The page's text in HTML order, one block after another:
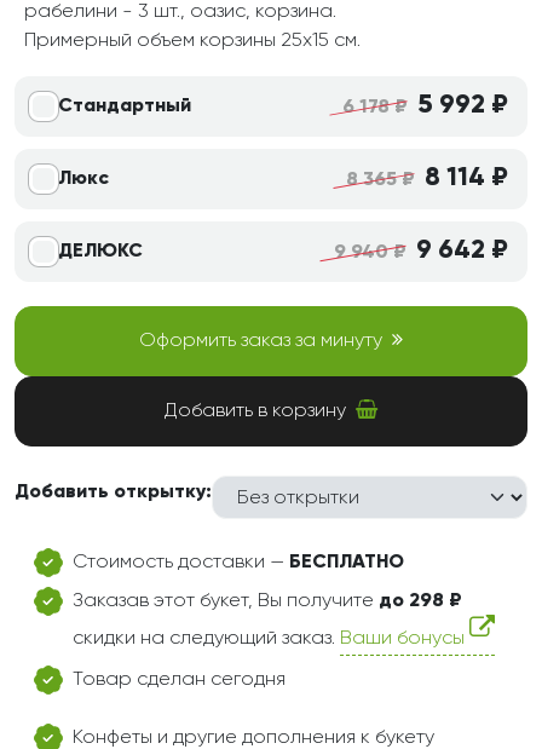
рабелини - 3 шт., оазис, корзина.
Примерный объем корзины 25х15 см.
Стандартный 6 178 ₽ 5 992 ₽
Люкс 8 365 ₽ 8 114 ₽
ДЕЛЮКС 9 940 ₽ 9 642 ₽
Оформить заказ за минуту
Добавить в корзину
Добавить открытку:
Стоимость доставки — БЕСПЛАТНО
Заказав этот букет, Вы получите до 298 ₽
скидки на следующий заказ. Ваши бонусы
Товар сделан сегодня
Конфеты и другие дополнения к букету